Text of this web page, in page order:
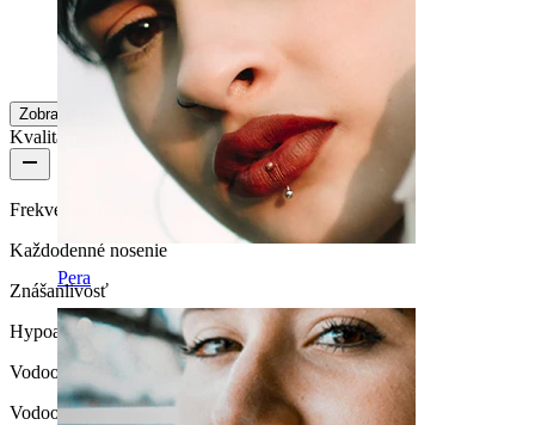
Pera
Juanita Overený nákup
Preložené pomocou AI Zobraziť pôvodný text
Zobraziť viac
Kvalita produktu
Frekvencia nosenia
Každodenné nosenie
Znášanlivosť
Hypoalergénne
Vodoodolnosť
Vodoodolné